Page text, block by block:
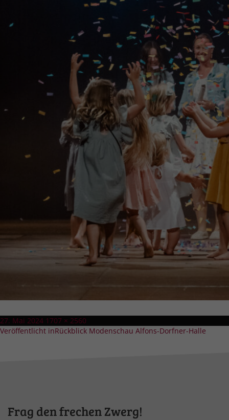
Veröffentlicht
am
27. Mai 2024 Volle
Größe
1707 × 2560
Beitragsnavigation
Veröffentlicht inRückblick Modenschau Alfons-Dorfner-Halle
Frag den frechen Zwerg!